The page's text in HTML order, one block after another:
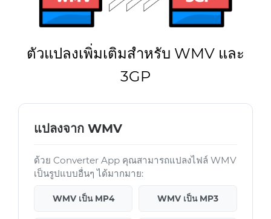
ตัวแปลงเพิ่มเติมสำหรับ WMV และ
3GP
แปลงจาก WMV
ด้วย Converter App คุณสามารถแปลงไฟล์ WMV
เป็นรูปแบบอื่นๆ ได้มากมาย:
WMV เป็น MP4 WMV เป็น MP3